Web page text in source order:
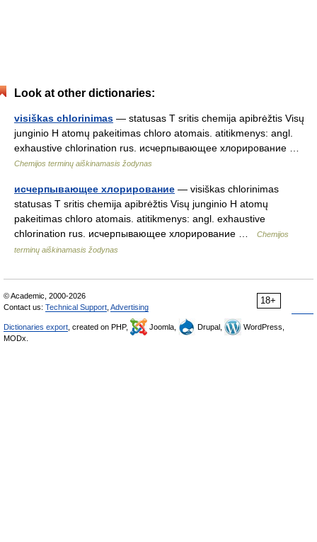
Look at other dictionaries:
visiškas chlorinimas — statusas T sritis chemija apibrėžtis Visų
junginio H atomų pakeitimas chloro atomais. atitikmenys: angl.
exhaustive chlorination rus. исчерпывающее хлорирование …
Chemijos terminų aiškinamasis žodynas
исчерпывающее хлорирование — visiškas chlorinimas
statusas T sritis chemija apibrėžtis Visų junginio H atomų
pakeitimas chloro atomais. atitikmenys: angl. exhaustive
chlorination rus. исчерпывающее хлорирование …
Chemijos
terminų aiškinamasis žodynas
18+
© Academic, 2000-2026
Contact us: Technical Support Advertising
Dictionaries export , created on PHP, Joomla, Drupal,
WordPress,
MODx.